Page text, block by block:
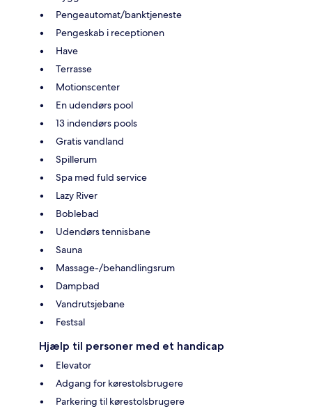
Pengeautomat/banktjeneste
Pengeskab i receptionen
Have
Terrasse
Motionscenter
En udendørs pool
13 indendørs pools
Gratis vandland
Spillerum
Spa med fuld service
Lazy River
Boblebad
Udendørs tennisbane
Sauna
Massage-/behandlingsrum
Dampbad
Vandrutsjebane
Festsal
Hjælp til personer med et handicap
Elevator
Adgang for kørestolsbrugere
Parkering til kørestolsbrugere